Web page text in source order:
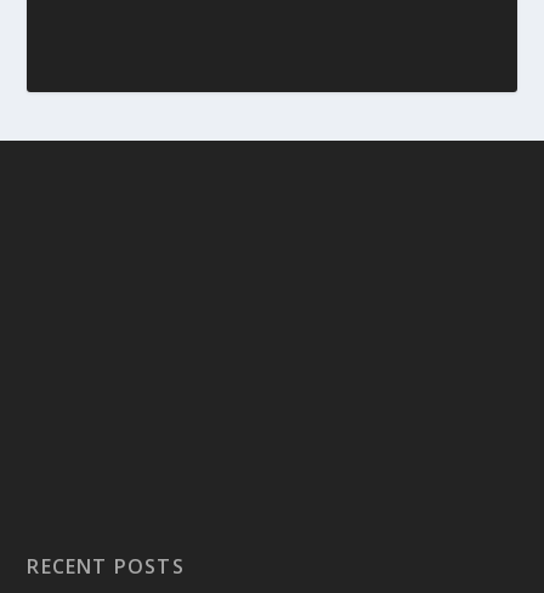
RECENT POSTS